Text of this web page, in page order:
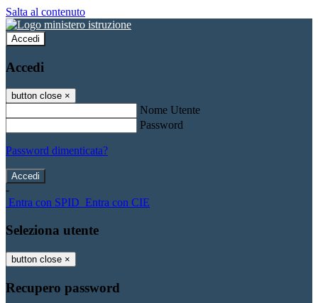
Salta al contenuto
Accedi
Accedi
button close ×
Nome Utente
Password
Password dimenticata?
-
Entra con SPID Entra con CIE
Seleziona utente
button close ×
Recupero password